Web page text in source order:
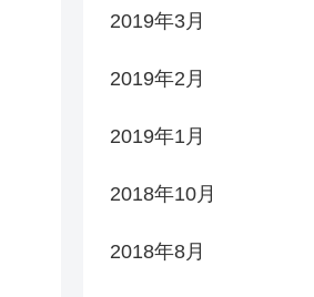
2019年3月
2019年2月
2019年1月
2018年10月
2018年8月